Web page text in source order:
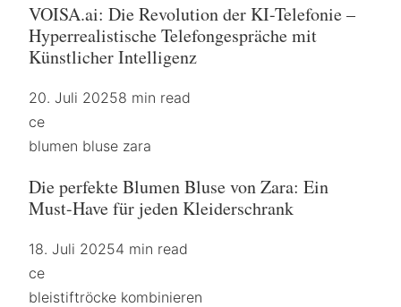
VOISA.ai: Die Revolution der KI-Telefonie –
Hyperrealistische Telefongespräche mit
Künstlicher Intelligenz
20. Juli 20258 min read
ce
blumen bluse zara
Die perfekte Blumen Bluse von Zara: Ein
Must-Have für jeden Kleiderschrank
18. Juli 20254 min read
ce
bleistiftröcke kombinieren